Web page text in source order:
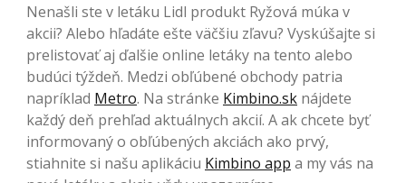
Nenašli ste v letáku Lidl produkt Ryžová múka v
akcii? Alebo hľadáte ešte väčšiu zľavu? Vyskúšajte si
prelistovať aj ďalšie online letáky na tento alebo
budúci týždeň. Medzi obľúbené obchody patria
napríklad Metro. Na stránke Kimbino.sk nájdete
každý deň prehľad aktuálnych akcií. A ak chcete byť
informovaný o obľúbených akciách ako prvý,
stiahnite si našu aplikáciu Kimbino app a my vás na